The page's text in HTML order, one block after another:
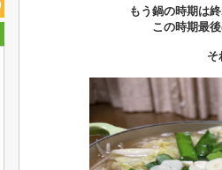
もう鍋の時期は
この時期最
そ